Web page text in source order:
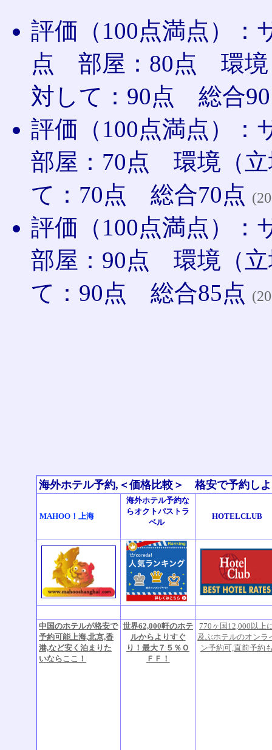
評価（100点満点）
点 部屋：80点 環境
対して：90点 総合
評価（100点満点）
部屋：70点 環境（
て：70点 総合70点
評価（100点満点）
部屋：90点 環境（
て：90点 総合85点
海外ホテル予約,＜価格比較＞ 格安で予約し
MAHOO！上海
海外ホテル予約な
らオクトパストラ
ベル
HOTELCLUB
中国のホテルが格安で
予約可能上海,北京,香
港,など安く泊まりた
いならここ！
世界62,000軒のホテ
ルからよりすぐ
り！最大７５％Ｏ
ＦＦ！
770ヶ国12,000以上
及ぶホテルのオンラ
ン予約可,直前予約